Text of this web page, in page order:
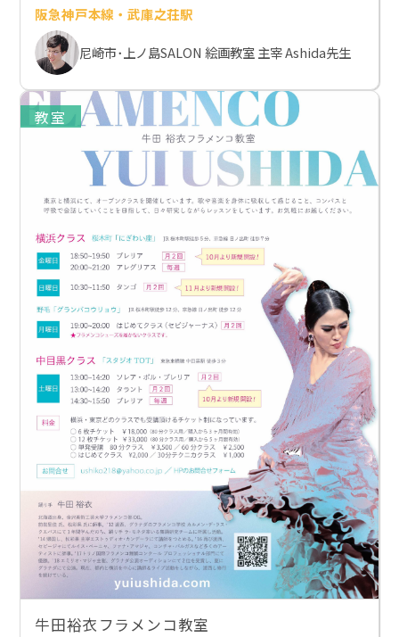
阪急神戸本線・武庫之荘駅
尼崎市･上ノ島SALON 絵画教室 主宰 Ashida先生
教室
牛田裕衣フラメンコ教室